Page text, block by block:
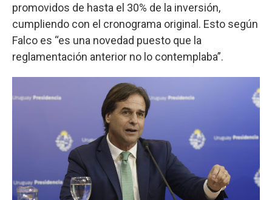
promovidos de hasta el 30% de la inversión,
cumpliendo con el cronograma original. Esto según
Falco es “es una novedad puesto que la
reglamentación anterior no lo contemplaba”.